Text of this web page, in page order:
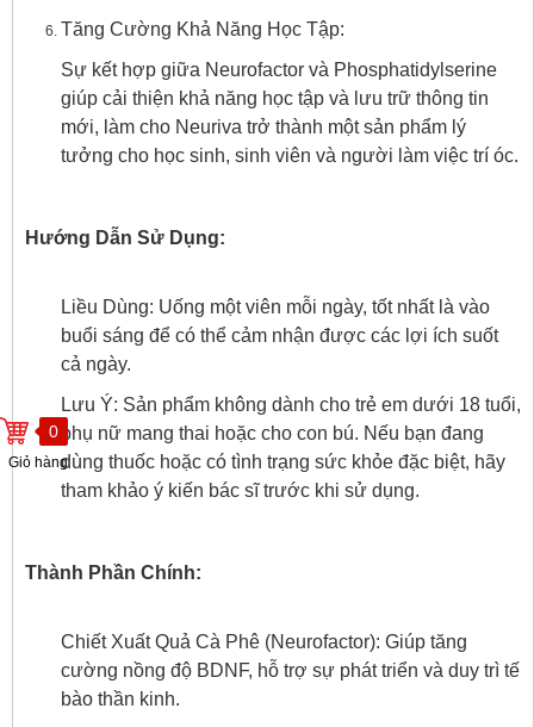
0
Giỏ hàng
Tăng Cường Khả Năng Học Tập:
Sự kết hợp giữa Neurofactor và Phosphatidylserine
giúp cải thiện khả năng học tập và lưu trữ thông tin
mới, làm cho Neuriva trở thành một sản phẩm lý
tưởng cho học sinh, sinh viên và người làm việc trí óc.
Hướng Dẫn Sử Dụng:
Liều Dùng: Uống một viên mỗi ngày, tốt nhất là vào
buổi sáng để có thể cảm nhận được các lợi ích suốt
cả ngày.
Lưu Ý: Sản phẩm không dành cho trẻ em dưới 18 tuổi,
phụ nữ mang thai hoặc cho con bú. Nếu bạn đang
dùng thuốc hoặc có tình trạng sức khỏe đặc biệt, hãy
tham khảo ý kiến bác sĩ trước khi sử dụng.
Thành Phần Chính:
Chiết Xuất Quả Cà Phê (Neurofactor): Giúp tăng
cường nồng độ BDNF, hỗ trợ sự phát triển và duy trì tế
bào thần kinh.